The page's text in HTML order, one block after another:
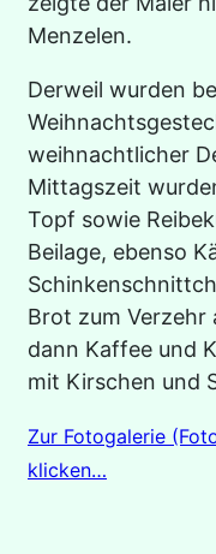
Menzelen.
Derweil wurden
weihnachtlicher
Mittagszeit
Topf sowie
Beilage, ebenso
Brot zum
dann Kaffee und
mit Kirschen und
Zur Fotogalerie
klicken…